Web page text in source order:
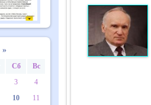
»
Сб
Вс
3
4
10
11